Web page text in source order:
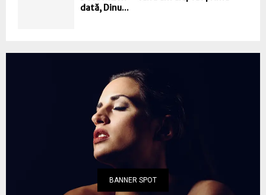
dată, Dinu...
BANNER SPOT